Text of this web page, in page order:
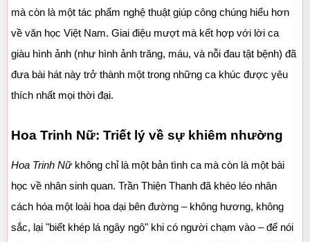
mà còn là một tác phẩm nghệ thuật giúp công chúng hiểu hơn
về văn học Việt Nam. Giai điệu mượt mà kết hợp với lời ca
giàu hình ảnh (như hình ảnh trăng, máu, và nỗi đau tật bệnh) đã
đưa bài hát này trở thành một trong những ca khúc được yêu
thích nhất mọi thời đại.
Hoa Trinh Nữ: Triết lý về sự khiêm nhường
Hoa Trinh Nữ không chỉ là một bản tình ca mà còn là một bài
học về nhân sinh quan. Trần Thiện Thanh đã khéo léo nhân
cách hóa một loài hoa dại bên đường – không hương, không
sắc, lại "biết khép lá ngây ngô" khi có người chạm vào – để nói